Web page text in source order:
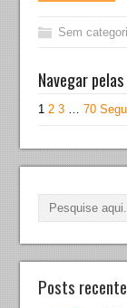
Sem
Navegar
1 2 3 … 70
Posts